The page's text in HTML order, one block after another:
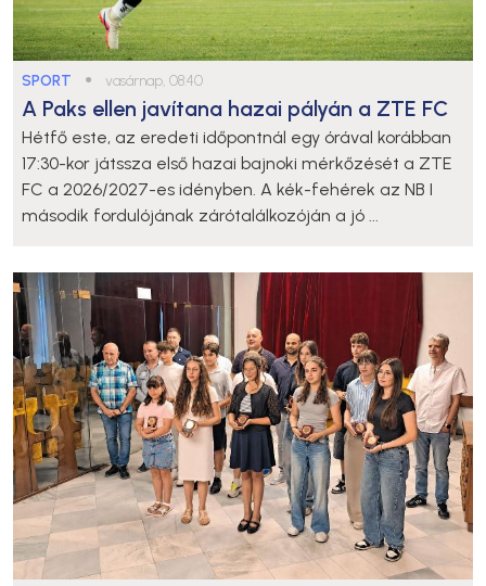
SPORT ● vasárnap, 08:40
A Paks ellen javítana hazai pályán a ZTE FC
Hétfő este, az eredeti időpontnál egy órával korábban
17:30-kor játssza első hazai bajnoki mérkőzését a ZTE
FC a 2026/2027-es idényben. A kék-fehérek az NB I
második fordulójának zárótalálkozóján a jó ...